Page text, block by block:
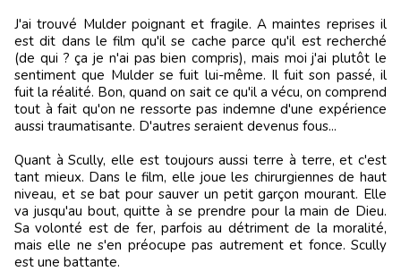
J'ai trouvé Mulder poignant et fragile. A maintes reprises il
est dit dans le film qu'il se cache parce qu'il est recherché
(de qui ? ça je n'ai pas bien compris), mais moi j'ai plutôt le
sentiment que Mulder se fuit lui-même. Il fuit son passé, il
fuit la réalité. Bon, quand on sait ce qu'il a vécu, on comprend
tout à fait qu'on ne ressorte pas indemne d'une expérience
aussi traumatisante. D'autres seraient devenus fous...
Quant à Scully, elle est toujours aussi terre à terre, et c'est
tant mieux. Dans le film, elle joue les chirurgiennes de haut
niveau, et se bat pour sauver un petit garçon mourant. Elle
va jusqu'au bout, quitte à se prendre pour la main de Dieu.
Sa volonté est de fer, parfois au détriment de la moralité,
mais elle ne s'en préocupe pas autrement et fonce. Scully
est une battante.